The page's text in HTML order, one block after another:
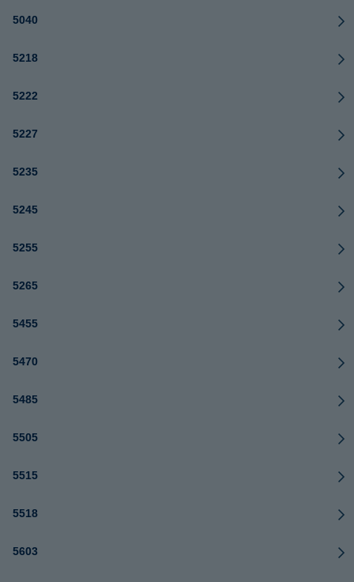
5040
5218
5222
5227
5235
5245
5255
5265
5455
5470
5485
5505
5515
5518
5603